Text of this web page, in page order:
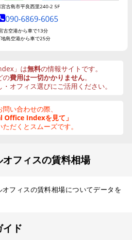
宮古島市平良西里240-2 5F
090-6869-6065
古空港から車で13分
地島空港から車で25分
」は無料の情報サイトです。
の費用は一切かかりません。
オフィス選びにご活用ください。
い合わせの際、
Office Indexを見て」
ただくとスムーズです。
フィスの賃料相場
フィスの賃料相場についてデータを
ド